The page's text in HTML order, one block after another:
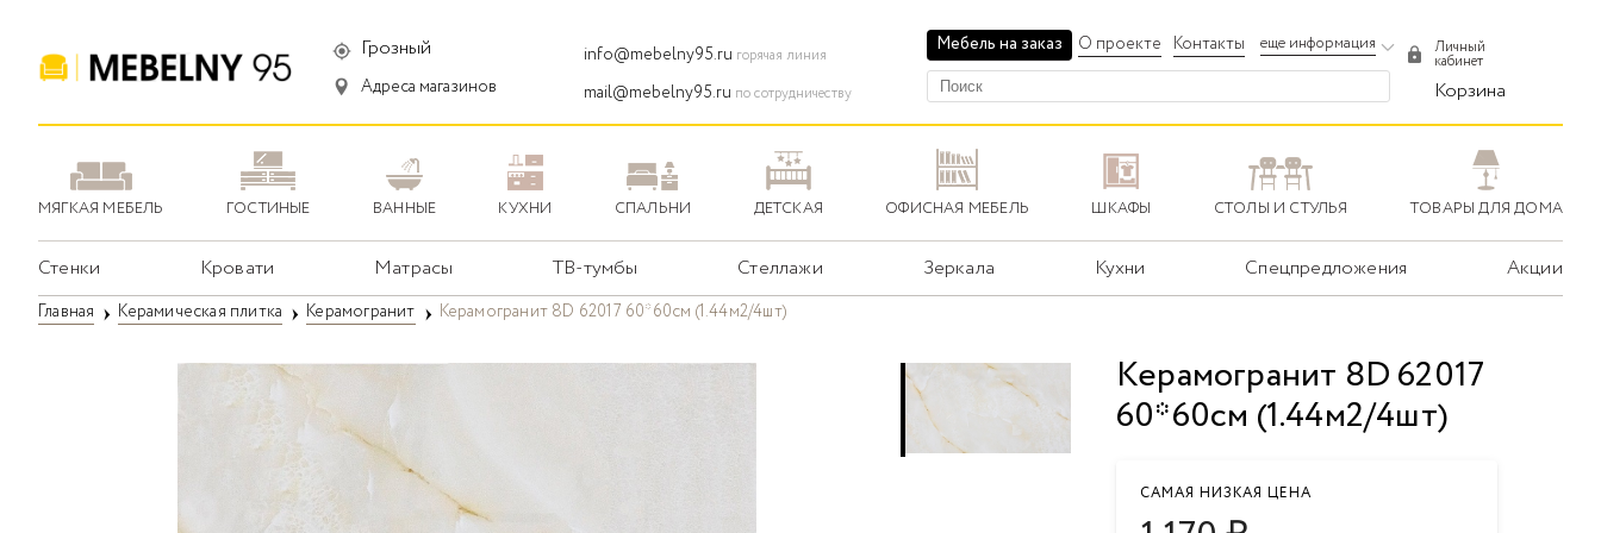
Грозный
Адреса магазинов
info@mebelny95.ru горячая линия
mail@mebelny95.ru по сотрудничеству
Мебель на заказ О проекте Контакты еще информация Личный
кабинет
Корзина
МЯГКАЯ МЕБЕЛЬ ГОСТИНЫЕ ВАННЫЕ КУХНИ СПАЛЬНИ ДЕТСКАЯ ОФИСНАЯ МЕБЕЛЬ ШКАФЫ СТОЛЫ И СТУЛЬЯ ТОВАРЫ ДЛЯ ДОМА
Стенки Кровати Матрасы ТВ-тумбы Стеллажи Зеркала Кухни Спецпредложения Акции
Главная Керамическая плитка Керамогранит Керамогранит 8D 62017 60*60см (1.44м2/4шт)
Керамогранит 8D 62017
60*60см (1.44м2/4шт)
САМАЯ НИЗКАЯ ЦЕНА